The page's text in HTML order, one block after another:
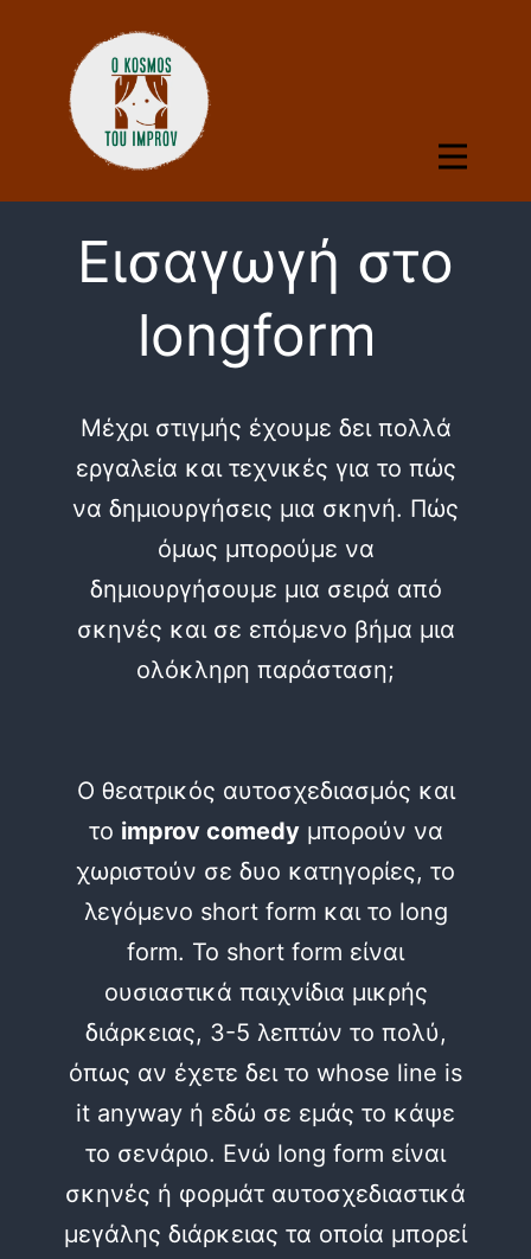
Εισαγωγή στο
longform
Μέχρι στιγμής έχουμε δει πολλά
εργαλεία και τεχνικές για το πώς
να δημιουργήσεις μια σκηνή. Πώς
όμως μπορούμε να
δημιουργήσουμε μια σειρά από
σκηνές και σε επόμενο βήμα μια
ολόκληρη παράσταση;
Ο θεατρικός αυτοσχεδιασμός και
το improv comedyμπορούν να
χωριστούν σε δυο κατηγορίες, το
λεγόμενο short form και το long
form. Το short form είναι
ουσιαστικά παιχνίδια μικρής
διάρκειας, 3-5 λεπτών το πολύ,
όπως αν έχετε δει το whose line is
it anyway ή εδώ σε εμάς το κάψε
το σενάριο. Ενώ long form είναι
σκηνές ή φορμάτ αυτοσχεδιαστικά
μεγάλης διάρκειας τα οποία μπορεί